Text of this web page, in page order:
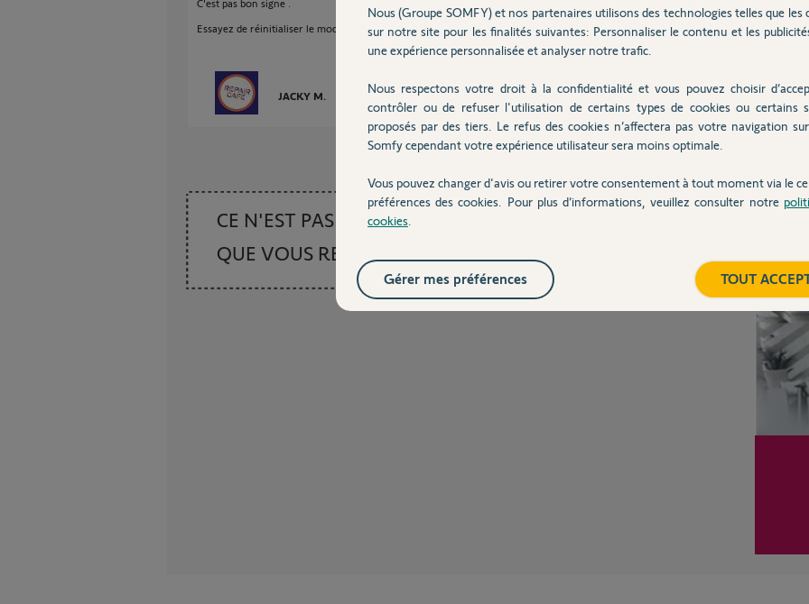
C'est pas bon signe .
Essayez de réinitialiser le module IP.
JACKY M. il y a 3 mois
CE N'EST PAS CE
QUE VOUS RECHERCHEZ
1réponse
Nous (Groupe SOMFY) et nos partenaires utilisons des technologies telles que les
sur notre site pour les finalités suivantes: Personnaliser le contenu et les
une expérience personnalisée et analyser notre trafic.
Nous respectons votre droit à la confidentialité et vous pouvez choisir
contrôler ou de refuser l'utilisation de certains types de cookies ou certains
proposés par des tiers. Le refus des cookies n’affectera pas votre navigation
Somfy cependant votre expérience utilisateur sera moins optimale.
Vous pouvez changer d'avis ou retirer votre consentement à tout moment via le
préférences des cookies. Pour plus d’informations, veuillez consulter notre
cookies
TOUT
Gérer mes préférences